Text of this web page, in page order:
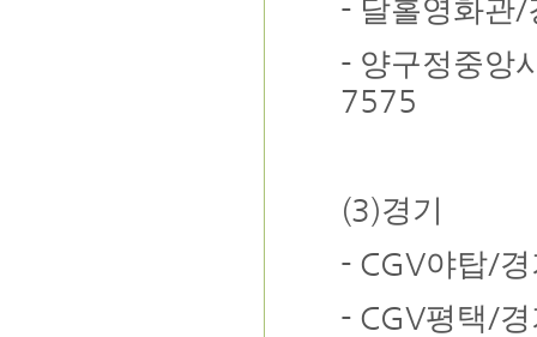
- 달홀영화관/
- 양구정중앙
7575
(3)경기
- CGV야탑/
- CGV평택/